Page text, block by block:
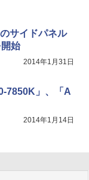
サイドパネル
始
2014年1月31日
7850K」、「A
2014年1月14日